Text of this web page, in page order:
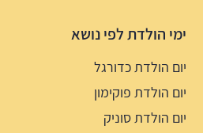
ימי הולדת לפי נושא
יום הולדת כדורגל
יום הולדת פוקימון
יום הולדת סוניק